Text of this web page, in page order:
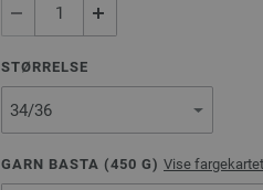
STØRRELSE
GARN BASTA (450 G) Vise